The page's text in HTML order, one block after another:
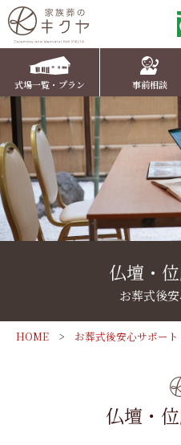
式場一覧・プラン 事前相談
お知らせ
キクヤの葬儀
家族葬ホール
家族葬のキクヤ ささやまホ
家族葬のキクヤ かいばらホ
家族葬ホール一覧
ご葬儀プラン
家族葬のキクヤ ささやまホ
家族葬10名様プラン温（ぬく
家族葬のキクヤ かいばらホ
家族葬30名様プラン和（なご
お葬式後安心サポート
仏壇・
お葬式後
HOME お葬式後安心サポート
仏壇・